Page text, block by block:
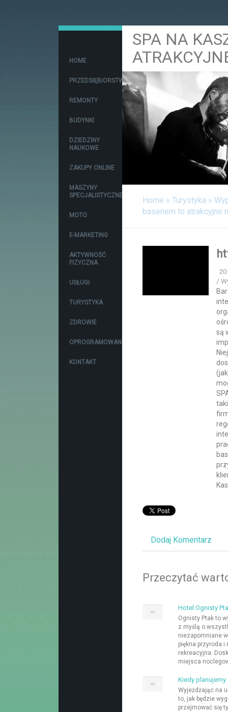
HOME
PRZEDSIĘBIORSTWA
REMONTY
BUDYNKI
DZIEDZINY
NAUKOWE
ZAKUPY ONLINE
MASZYNY
SPECJALISTYCZNE
MOTO
E-MARKETING
AKTYWNOŚĆ
FIZYCZNA
USŁUGI
TURYSTYKA
ZDROWIE
OPROGRAMOWANIE
KONTAKT
SPA NA
Home » Turystyka »
basenem to atrakcyjne
/
są
Dodaj Komentarz
Przeczytać
Hotel Ognisty
Ognisty Ptak to
z myślą o
niezapomniane
piękna przyroda
rekreacyjna.
miejsca
Kiedy
Wyjeżdżając na
to, jak będzie
przejmować się